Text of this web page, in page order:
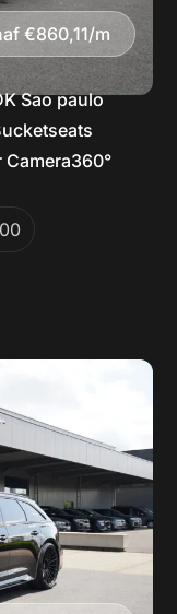
€860,11/m
Sao paulo